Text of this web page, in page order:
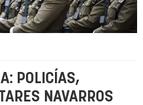
POLICÍAS,
NAVARROS